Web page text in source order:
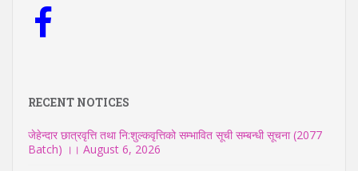
RECENT NOTICES
जेहेन्दार छात्रवृत्ति तथा नि:शुल्कवृत्तिको सम्भावित सूची सम्बन्धी सूचना (2077
Batch) ।। August 6, 2026